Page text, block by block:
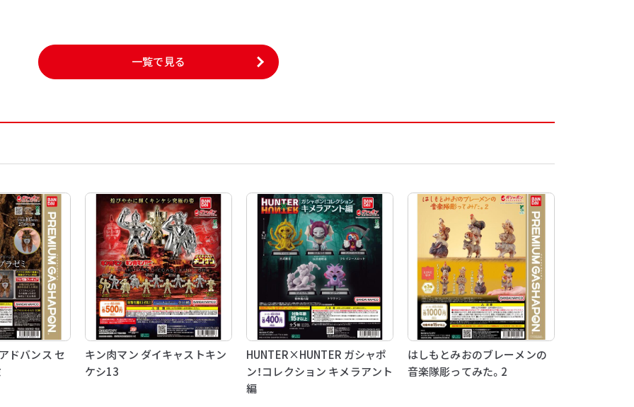
一覧で見る
ドバンス セ
キン肉マン ダイキャストキン
ケシ13
HUNTER×HUNTER ガシャポ
ン！コレクション キメラアント
編
はしもとみおのブレーメンの
音楽隊彫ってみた。2